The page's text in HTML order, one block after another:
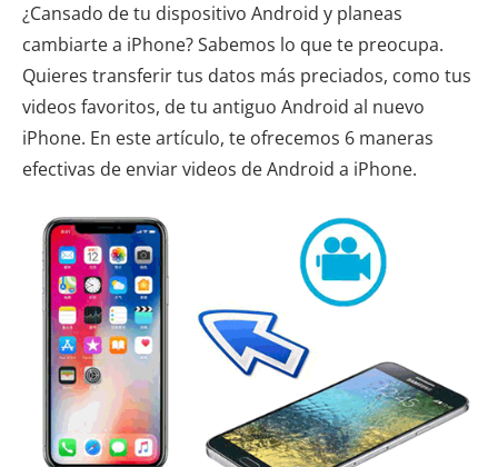
¿Cansado de tu dispositivo Android y planeas
cambiarte a iPhone? Sabemos lo que te preocupa.
Quieres transferir tus datos más preciados, como tus
videos favoritos, de tu antiguo Android al nuevo
iPhone. En este artículo, te ofrecemos 6 maneras
efectivas de enviar videos de Android a iPhone.